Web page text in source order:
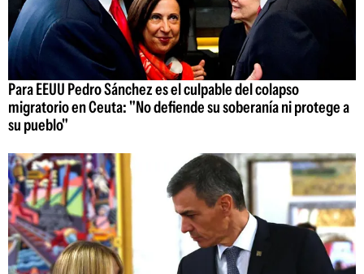
Para EEUU Pedro Sánchez es el culpable del colapso
migratorio en Ceuta: "No defiende su soberanía ni protege a
su pueblo"